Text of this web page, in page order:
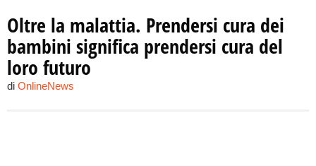
Oltre la malattia. Prendersi cura dei
bambini significa prendersi cura del
loro futuro
di OnlineNews